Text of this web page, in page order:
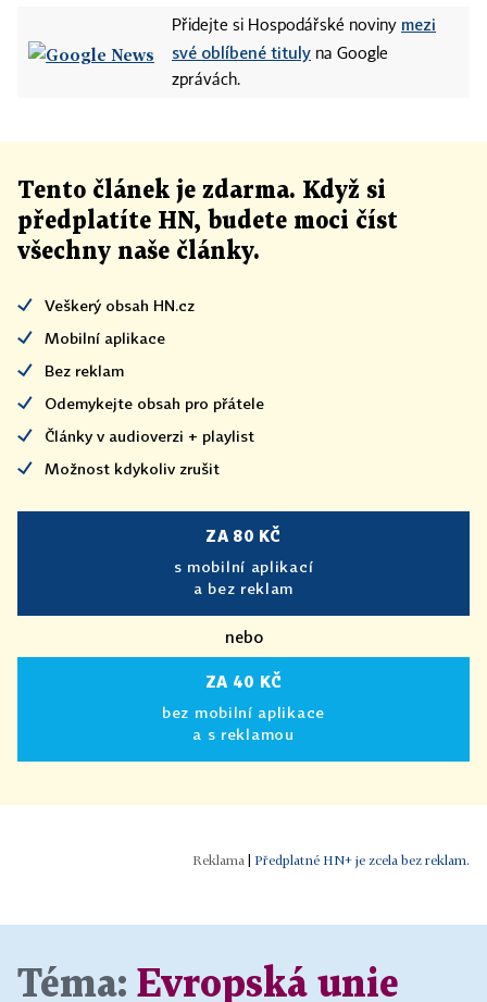
Přidejte si Hospodářské noviny mezi
své oblíbené tituly na Google
zprávách.
Tento článek je zdarma. Když si
předplatíte HN, budete moci číst
všechny naše články.
Veškerý obsah HN.cz
Mobilní aplikace
Bez reklam
Odemykejte obsah pro přátele
Články v audioverzi + playlist
Možnost kdykoliv zrušit
ZA 80 KČ
s mobilní aplikací
a bez reklam
nebo
ZA 40 KČ
bez mobilní aplikace
a s reklamou
Předplatné HN+ je zcela bez reklam.
Téma: Evropská unie